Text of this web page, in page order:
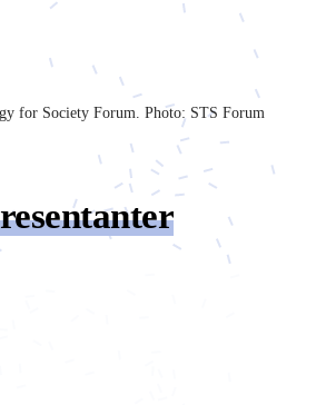
for Society Forum. Photo: STS Forum